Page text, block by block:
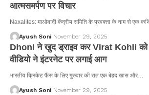
आत्मसमर्पण पर विचार
Naxalites: माओवादी केंद्रीय समिति के प्रवक्ता के नाम से एक
Ayush Soni November 29, 2025
Dhoni ने खुद ड्राइव कर Virat Kohli को
वीडियो ने इंटरनेट पर लगाई आग
भारतीय क्रिकेट फैंस के लिए गुरुवार की रात एक बेहद खास और…
Ayush Soni November 29, 2025